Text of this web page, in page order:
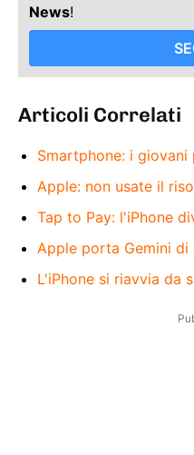
News!
Articoli Correlati
Smartphone: i
Apple: non usate il
Tap to Pay: l'iPhone
Apple porta Gemini di
L'iPhone si riavvia da